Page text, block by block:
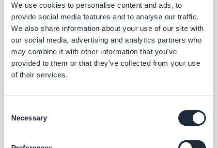
We use cookies to personalise content and ads, to
provide social media features and to analyse our traffic.
We also share information about your use of our site with
our social media, advertising and analytics partners who
may combine it with other information that you’ve
provided to them or that they’ve collected from your use
of their services.
Selection
Necessary
proches avant de procéder à la dernière
étape : le lancement officiel de votre outil
sur les stores. Découvrez
commentrecueillir les premiers avis
utilisateurs
et ainsi découvrir ce que
ainsi ce qu'il faut modifier ou retravailler,